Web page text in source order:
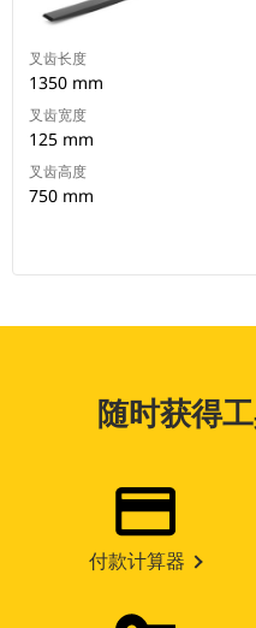
叉齿长度
1350 mm
叉齿宽度
125 mm
叉齿高度
750 mm
随时获得
付款计算器